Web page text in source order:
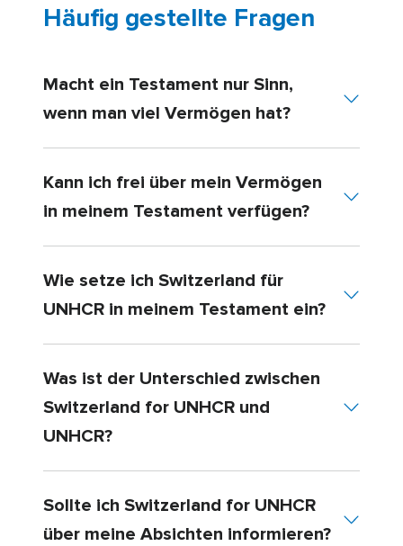
Häufig gestellte Fragen
Macht ein Testament nur Sinn,
wenn man viel Vermögen hat?
Kann ich frei über mein Vermögen
in meinem Testament verfügen?
Wie setze ich Switzerland für
UNHCR in meinem Testament ein?
Was ist der Unterschied zwischen
Switzerland for UNHCR und
UNHCR?
Sollte ich Switzerland for UNHCR
über meine Absichten informieren?